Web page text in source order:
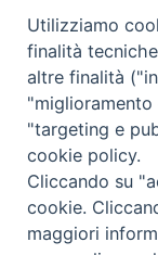
Scrivici
Copyright
Trentina
Privacy Policy
Utilizziamo
finalità
altre finalità
"miglioramento
"targeting e
cookie policy.
Cliccando su
cookie.
maggiori